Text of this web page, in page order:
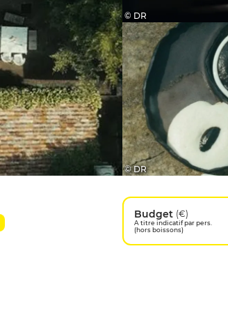
© DR
© DR
Budget (€)
A titre indicatif par pers.
(hors boissons)